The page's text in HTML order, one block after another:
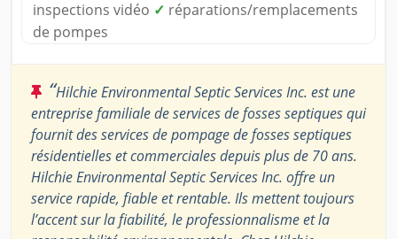
inspections vidéo ✓ réparations/remplacements
de pompes
“Hilchie Environmental Septic Services Inc. est une
entreprise familiale de services de fosses septiques qui
fournit des services de pompage de fosses septiques
résidentielles et commerciales depuis plus de 70 ans.
Hilchie Environmental Septic Services Inc. offre un
service rapide, fiable et rentable. Ils mettent toujours
l’accent sur la fiabilité, le professionnalisme et la